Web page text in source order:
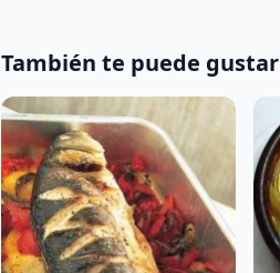
También te puede gustar